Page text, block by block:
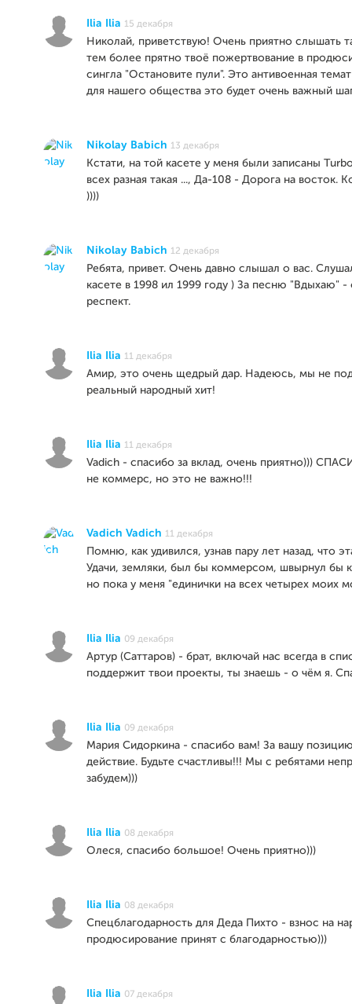
Ilia Ilia 15 декабря
Николай, приветствую! Очень приятно слышать
тем более прятно твоё пожертвование в
сингла "Остановите пули". Это антивоенная
для нашего общества это будет очень важный
Nikolay Babich 13 декабря
Кстати, на той касете у меня были записаны
всех разная такая ..., Да-108 - Дорога на восток.
))))
Nikolay Babich 12 декабря
Ребята, привет. Очень давно слышал о вас.
касете в 1998 ил 1999 году ) За песню "Вдыхаю" -
респект.
Ilia Ilia 11 декабря
Амир, это очень щедрый дар. Надеюсь, мы не
реальный народный хит!
Ilia Ilia 11 декабря
Vadich - спасибо за вклад, очень приятно)))
не коммерс, но это не важно!!!
Vadich Vadich 11 декабря
Помню, как удивился, узнав пару лет назад, что
Удачи, земляки, был бы коммерсом, швырнул бы
но пока у меня "единички на всех четырех моих
Ilia Ilia 09 декабря
Артур (Саттаров) - брат, включай нас всегда в
поддержит твои проекты, ты знаешь - о чём я.
Ilia Ilia 09 декабря
Мария Сидоркина - спасибо вам! За вашу
действие. Будьте счастливы!!! Мы с ребятами
забудем)))
Ilia Ilia 08 декабря
Олеся, спасибо большое! Очень приятно)))
Ilia Ilia 08 декабря
Спецблагодарность для Деда Пихто - взнос на
продюсирование принят с благодарностью)))
Ilia Ilia 07 декабря